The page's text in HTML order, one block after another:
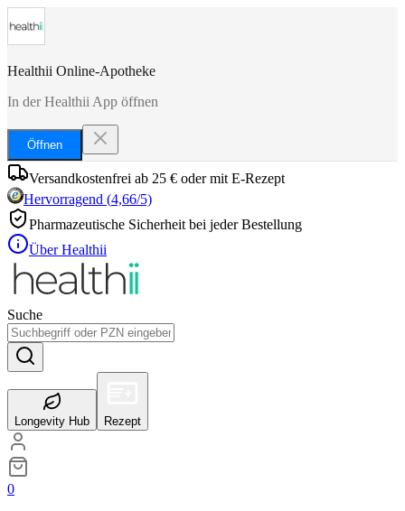
Healthii Online-Apotheke
In der Healthii App öffnen
Öffnen
Versandkostenfrei ab 25 € oder mit E-Rezept
Hervorragend (4,66/5)
Pharmazeutische Sicherheit bei jeder Bestellung
Über Healthii
Suche
Longevity Hub Rezept
0